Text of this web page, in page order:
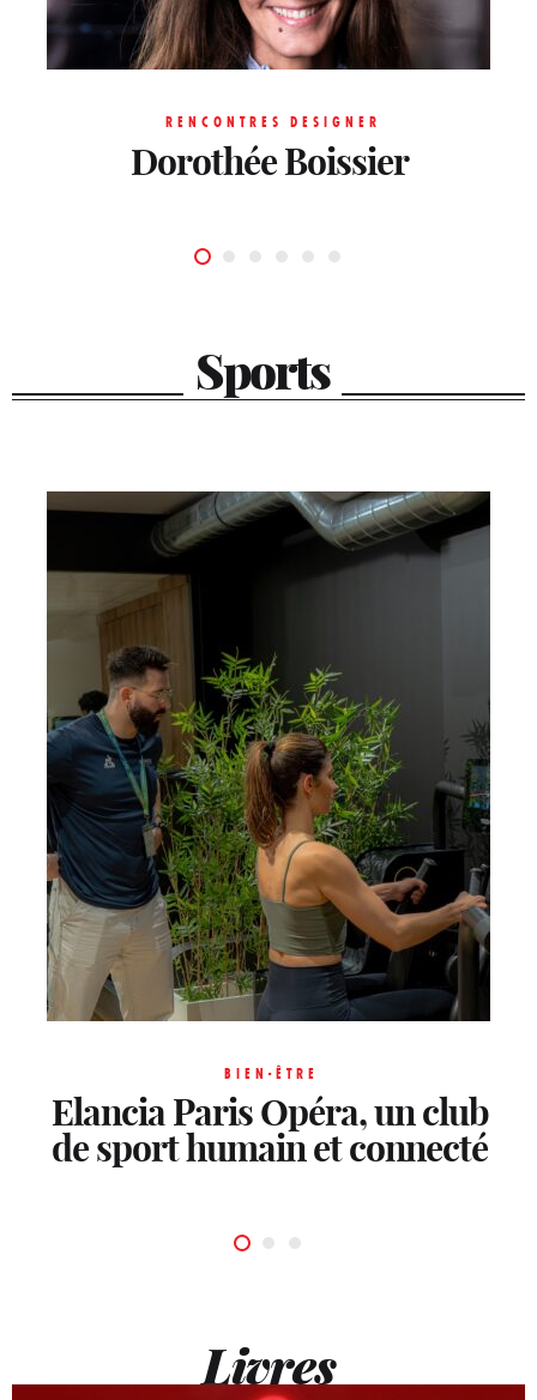
RENCONTRES DESIGNER
Dorothée Boissier
Sports
BIEN-ÊTRE
Elancia Paris Opéra, un club
de sport humain et connecté
Livres